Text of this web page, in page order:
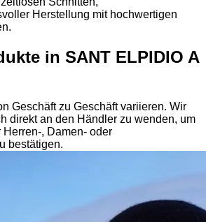
Herstellung mit hochwertigen
in SANT ELPIDIO A
Geschäft zu Geschäft variieren. Wir
direkt an den Händler zu wenden, um
, Damen- oder
bestätigen.